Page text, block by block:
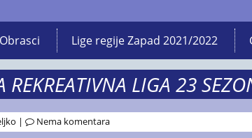
Obrasci Lige regije Zapad 2021/2022
REKREATIVNA LIGA 23
| Nema komentara